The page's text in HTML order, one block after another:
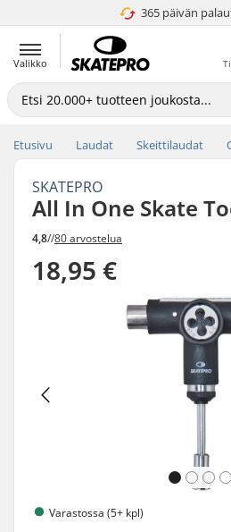
365 päivän4.8 / 5
Valikko
Etusivu Laudat Skeittilaudat
SKATEPRO
All In One Skate
4,8//80 arvostelua
18,95 €
Varastossa (5+ kpl)